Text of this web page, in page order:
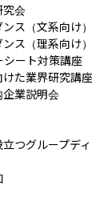
会
ス（文系向け）
ス（理系向け）
シート対策講座
た業界研究講座
業説明会
つグループデ